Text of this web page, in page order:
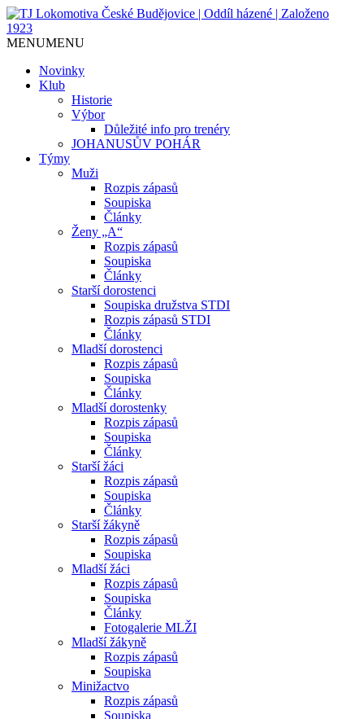
TJ Lokomotiva České
Budějovice | Oddíl házené |
Založeno 1923
Jediný házenkářský klub v Českých
MENUMENU
Novinky
Klub
Historie
Výbor
Důležité info pro trenéry
JOHANUSŮV POHÁR
Týmy
Muži
Rozpis zápasů
Soupiska
Články
Ženy „A“
Rozpis zápasů
Soupiska
Články
Starší dorostenci
Soupiska družstva STDI
Rozpis zápasů STDI
Články
Mladší dorostenci
Rozpis zápasů
Soupiska
Články
Mladší dorostenky
Rozpis zápasů
Soupiska
Články
Starší žáci
Rozpis zápasů
Soupiska
Články
Starší žákyně
Rozpis zápasů
Soupiska
Mladší žáci
Rozpis zápasů
Soupiska
Články
Fotogalerie MLŽI
Mladší žákyně
Rozpis zápasů
Soupiska
Minižactvo
Rozpis zápasů
Soupiska